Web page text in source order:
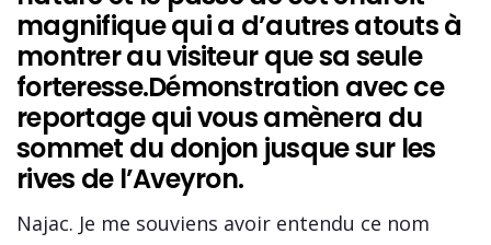
magnifique qui a d’autres atouts à
montrer au visiteur que sa seule
forteresse.Démonstration avec ce
reportage qui vous amènera du
sommet du donjon jusque sur les
rives de l’Aveyron.
Najac. Je me souviens avoir entendu ce nom